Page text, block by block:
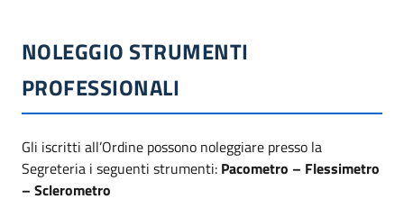
NOLEGGIO STRUMENTI
PROFESSIONALI
Gli iscritti all’Ordine possono noleggiare presso la
Segreteria i seguenti strumenti: Pacometro – Flessimetro
– Sclerometro